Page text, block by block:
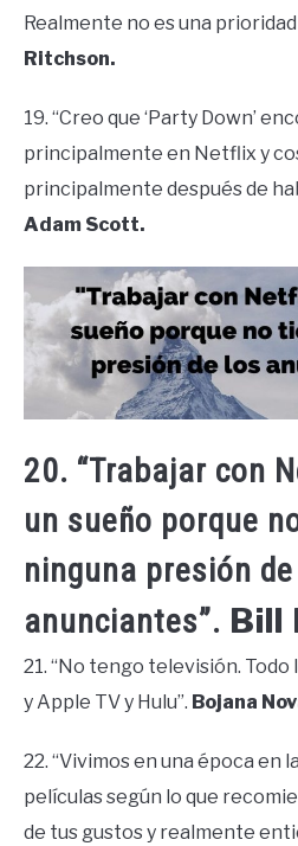
Realmente no es una prioridad
Ritchson.
19. “Creo que ‘Party Down’
principalmente en Netflix y
principalmente después de
Adam Scott.
20. “Trabajar con
un sueño porque
ninguna presión
anunciantes”. Bill
21. “No tengo televisión.
y Apple TV y Hulu”. Bojana
22. “Vivimos en una época en
películas según lo que
de tus gustos y realmente